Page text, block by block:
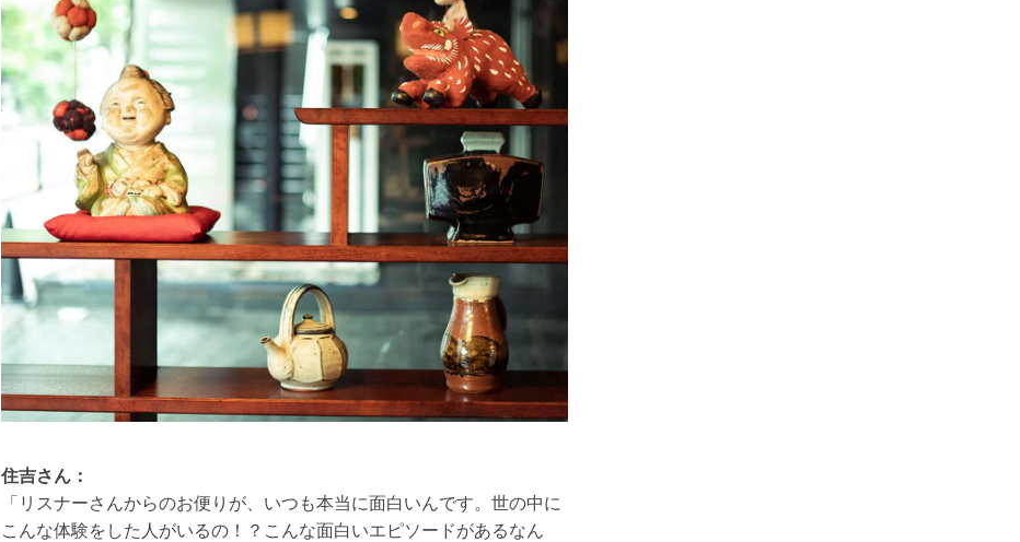
住吉さん：
「リスナーさんからのお便りが、いつも本当に面白いんです。世の中に
こんな体験をした人がいるの！？こんな面白いエピソードがあるなん